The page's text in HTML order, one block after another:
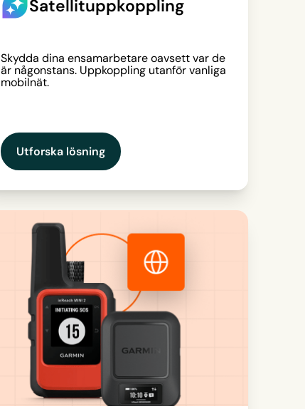
Satellituppkoppling
Skydda dina ensamarbetare oavsett var de
är någonstans. Uppkoppling utanför vanliga
mobilnät.
Utforska lösning